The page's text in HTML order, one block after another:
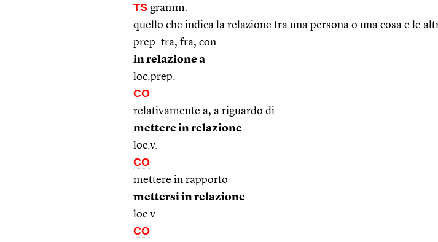
TS gramm.
quello che indica la relazione tra una persona o una cosa e le
prep. tra, fra, con
in relazione a
loc.prep.
CO
relativamente a, a riguardo di
mettere in relazione
loc.v.
CO
mettere in rapporto
mettersi in relazione
loc.v.
CO